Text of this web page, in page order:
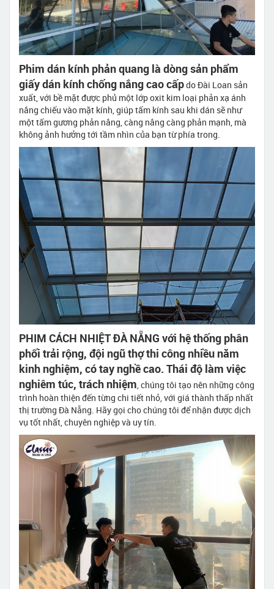
Phim dán kính phản quang là dòng sản phẩm
giấy dán kính chống nắng cao cấpdo Đài Loan sản
xuất, với bề mặt được phủ một lớp oxit kim loại phản xạ ánh
nắng chiếu vào mặt kính, giúp tấm kính sau khi dán sẽ như
một tấm gương phản nắng, càng nắng càng phản mạnh, mà
không ảnh hưởng tới tầm nhìn của bạn từ phía trong.
PHIM CÁCH NHIỆT ĐÀ NẴNG với hệ thống phân
phối trải rộng, đội ngũ thợ thi công nhiều năm
kinh nghiệm, có tay nghề cao. Thái độ làm việc
nghiêm túc, trách nhiệm, chúng tôi tạo nên những công
trình hoàn thiện đến từng chi tiết nhỏ, với giá thành thấp nhất
thị trường Đà Nẵng. Hãy gọi cho chúng tôi để nhận được dịch
vụ tốt nhất, chuyên nghiệp và uy tín.